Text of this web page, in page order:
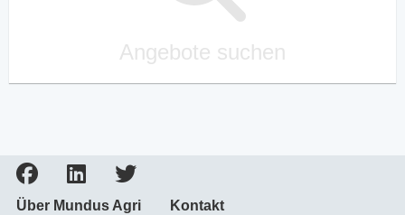
Angebote suchen
Über Mundus Agri Kontakt